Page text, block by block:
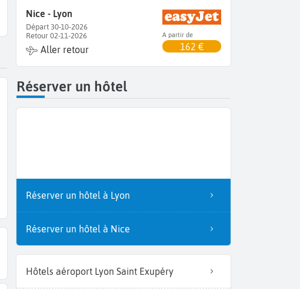
Nice - Lyon
Départ 30-10-2026
Retour 02-11-2026
Aller retour
A partir de
162 €
Réserver un hôtel
Réserver un hôtel à Lyon
Réserver un hôtel à Nice
Hôtels aéroport Lyon Saint Exupéry